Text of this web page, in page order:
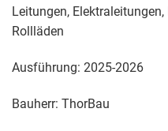
Leitungen,
Rollläden
Ausführung: 2025-2026
Bauherr: ThorBau